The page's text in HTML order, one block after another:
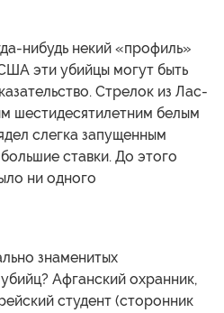
нибудь некий «профиль»
эти убийцы могут быть
Стрелок из Лас-
шестидесятилетним белым
слегка запущенным
ставки. До этого
ни одного
знаменитых
Афганский охранник,
студент (сторонник